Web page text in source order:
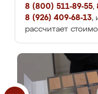
8 (800) 511-89-55,
8 (926) 409-68-13,
рассчитает